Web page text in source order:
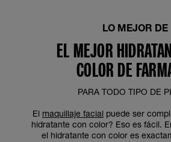
LO MEJOR DE
EL MEJOR
COLOR DE
PARA TODO TIPO DE
El maquillaje facial puede ser
hidratante con color? Eso es fácil.
el hidratante con color es